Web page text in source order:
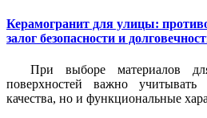
Керамогранит для улицы:
залог безопасности и
При выборе материалов
поверхностей важно учитывать
качества, но и функциональные